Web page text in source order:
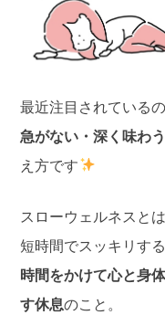
最近注目されているの
急がない・深く味わ
え方です
スローウェルネスとは
短時間でスッキリす
時間をかけて心と身
す休息のこと。